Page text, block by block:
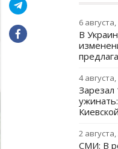
6
В
4 августа,
2
СМИ: В